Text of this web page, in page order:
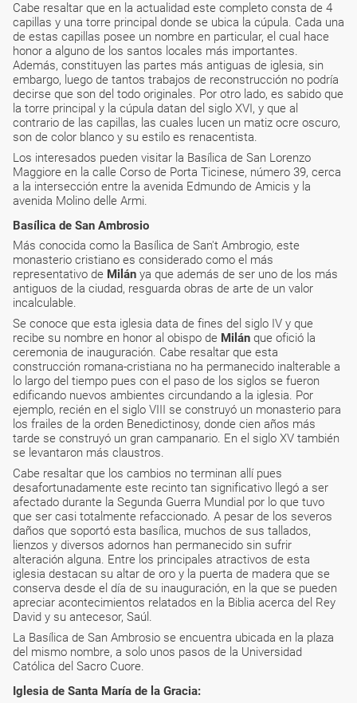
Cabe resaltar que en la actualidad este completo consta de 4
capillas y una torre principal donde se ubica la cúpula. Cada una
de estas capillas posee un nombre en particular, el cual hace
honor a alguno de los santos locales más importantes.
Además, constituyen las partes más antiguas de iglesia, sin
embargo, luego de tantos trabajos de reconstrucción no podría
decirse que son del todo originales. Por otro lado, es sabido que
la torre principal y la cúpula datan del siglo XVI, y que al
contrario de las capillas, las cuales lucen un matiz ocre oscuro,
son de color blanco y su estilo es renacentista.
Los interesados pueden visitar la Basílica de San Lorenzo
Maggiore en la calle Corso de Porta Ticinese, número 39, cerca
a la intersección entre la avenida Edmundo de Amicis y la
avenida Molino delle Armi.
Basílica de San Ambrosio
Más conocida como la Basílica de San't Ambrogio, este
monasterio cristiano es considerado como el más
representativo de Milán ya que además de ser uno de los más
antiguos de la ciudad, resguarda obras de arte de un valor
incalculable.
Se conoce que esta iglesia data de fines del siglo IV y que
recibe su nombre en honor al obispo de Milán que ofició la
ceremonia de inauguración. Cabe resaltar que esta
construcción romana-cristiana no ha permanecido inalterable a
lo largo del tiempo pues con el paso de los siglos se fueron
edificando nuevos ambientes circundando a la iglesia. Por
ejemplo, recién en el siglo VIII se construyó un monasterio para
los frailes de la orden Benedictinosy, donde cien años más
tarde se construyó un gran campanario. En el siglo XV también
se levantaron más claustros.
Cabe resaltar que los cambios no terminan allí pues
desafortunadamente este recinto tan significativo llegó a ser
afectado durante la Segunda Guerra Mundial por lo que tuvo
que ser casi totalmente refaccionado. A pesar de los severos
daños que soportó esta basílica, muchos de sus tallados,
lienzos y diversos adornos han permanecido sin sufrir
alteración alguna. Entre los principales atractivos de esta
iglesia destacan su altar de oro y la puerta de madera que se
conserva desde el día de su inauguración, en la que se pueden
apreciar acontecimientos relatados en la Biblia acerca del Rey
David y su antecesor, Saúl.
La Basílica de San Ambrosio se encuentra ubicada en la plaza
del mismo nombre, a solo unos pasos de la Universidad
Católica del Sacro Cuore.
Iglesia de Santa María de la Gracia: